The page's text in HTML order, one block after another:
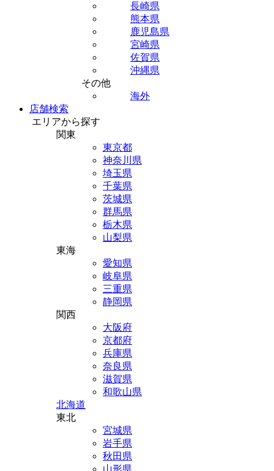
長崎県
熊本県
鹿児島県
宮崎県
佐賀県
沖縄県
その他
海外
店舗検索
エリアから探す
関東
東京都
神奈川県
埼玉県
千葉県
茨城県
群馬県
栃木県
山梨県
東海
愛知県
岐阜県
三重県
静岡県
関西
大阪府
京都府
兵庫県
奈良県
滋賀県
和歌山県
北海道
東北
宮城県
岩手県
秋田県